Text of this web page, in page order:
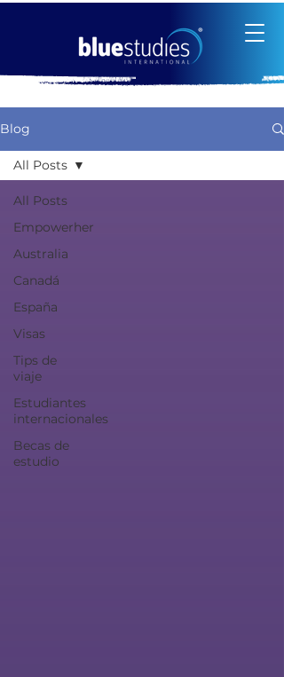
Blog
All Posts
Empowerher
Australia
Canadá
España
Visas
Tips de
viaje
Estudiantes
internacionales
Becas de
estudio
All Posts